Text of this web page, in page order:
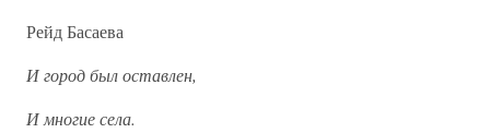
Рейд Басаева
И город был оставлен,
И многие села.